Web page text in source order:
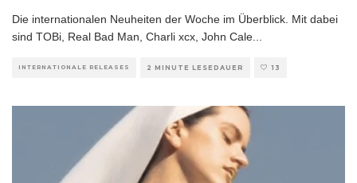
Die internationalen Neuheiten der Woche im Überblick. Mit dabei
sind TOBi, Real Bad Man, Charli xcx, John Cale...
INTERNATIONALE RELEASES 2 MINUTE LESEDAUER 13